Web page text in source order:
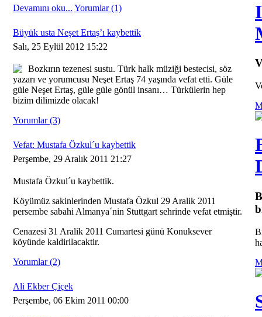
Devamını oku... Yorumlar (1)
Büyük usta Neşet Ertaş’ı kaybettik
Salı, 25 Eylül 2012 15:22
Bozkırın tezenesi sustu. Türk halk müziği bestecisi, söz
yazarı ve yorumcusu Neşet Ertaş 74 yaşında vefat etti. Güle
güle Neşet Ertaş, güle güle gönül insanı… Türkülerin hep
bizim dilimizde olacak!
Yorumlar (3)
Vefat: Mustafa Özkul´u kaybettik
Perşembe, 29 Aralık 2011 21:27
Mustafa Özkul´u kaybettik.
Köyümüz sakinlerinden Mustafa Özkul 29 Aralik 2011
persembe sabahi Almanya´nin Stuttgart sehrinde vefat etmiştir.
Cenazesi 31 Aralik 2011 Cumartesi günü Konuksever
köyünde kaldirilacaktir.
Yorumlar (2)
Ali Ekber Çiçek
Perşembe, 06 Ekim 2011 00:00